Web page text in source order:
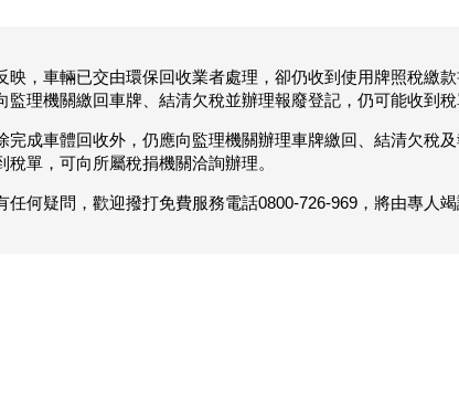
映，車輛已交由環保回收業者處理，卻仍收到使用牌照稅繳
理機關繳回車牌、結清欠稅並辦理報廢登記，仍可能收到稅
成車體回收外，仍應向監理機關辦理車牌繳回、結清欠稅
單，可向所屬稅捐機關洽詢辦理。
何疑問，歡迎撥打免費服務電話0800-726-969，將由專人竭